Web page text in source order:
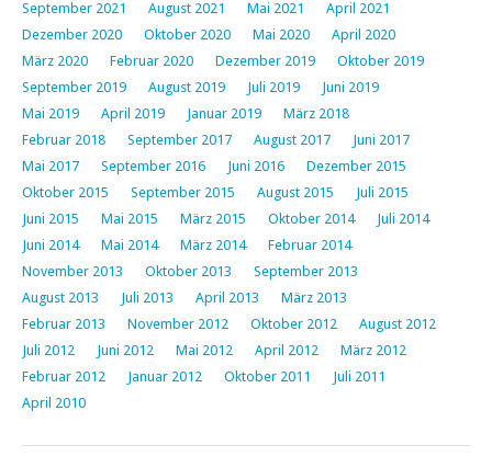
September 2021
August 2021 Mai 2021
April 2021
Dezember 2020
Oktober 2020 Mai 2020
April 2020
März 2020
Februar 2020 Dezember 2019
Oktober 2019
September 2019
August 2019 Juli 2019
Juni 2019
Mai 2019
April 2019 Januar 2019
März 2018
Februar 2018
September 2017 August 2017
Juni 2017
Mai 2017
September 2016 Juni 2016
Dezember 2015
Oktober 2015
September 2015 August 2015
Juli 2015
Juni 2015
Mai 2015 März 2015 Oktober 2014
Juli 2014
Juni 2014
Mai 2014 März 2014
Februar 2014
November 2013
Oktober 2013
September 2013
August 2013
Juli 2013 April 2013
März 2013
Februar 2013
November 2012 Oktober 2012
August 2012
Juli 2012
Juni 2012 Mai 2012 April 2012
März 2012
Februar 2012
Januar 2012 Oktober 2011
Juli 2011
April 2010